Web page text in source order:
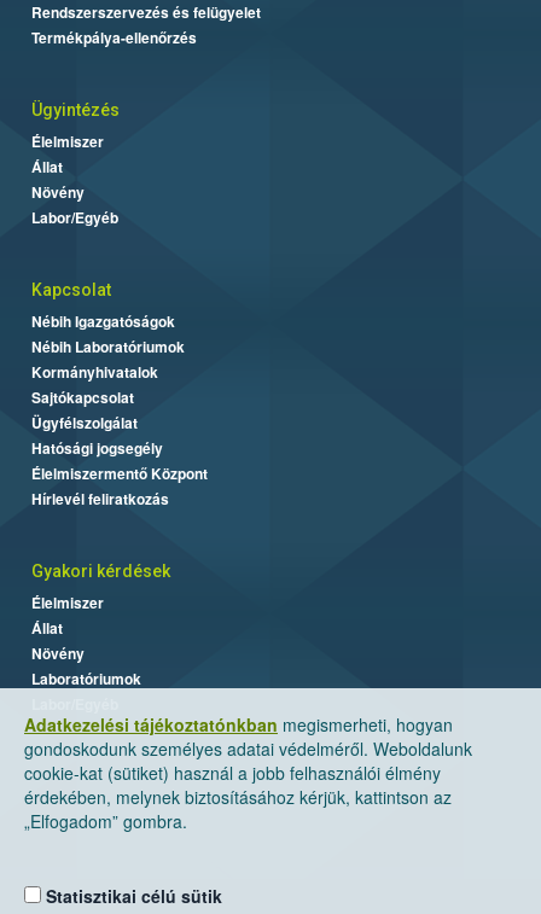
Adatkezelési tájékoztatónkban megismerheti, hogyan
gondoskodunk személyes adatai védelméről. Weboldalunk
cookie-kat (sütiket) használ a jobb felhasználói élmény
érdekében, melynek biztosításához kérjük, kattintson az
„Elfogadom” gombra.
Statisztikai célú sütik
Rendszerszervezés és felügyelet
Termékpálya-ellenőrzés
Ügyintézés
Élelmiszer
Állat
Növény
Labor/Egyéb
Kapcsolat
Nébih Igazgatóságok
Nébih Laboratóriumok
Kormányhivatalok
Sajtókapcsolat
Ügyfélszolgálat
Hatósági jogsegély
Élelmiszermentő Központ
Hírlevél feliratkozás
Gyakori kérdések
Élelmiszer
Állat
Növény
Laboratóriumok